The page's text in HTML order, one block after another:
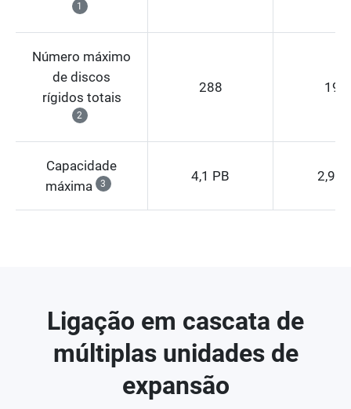
1
Número máximo
de discos
rígidos totais
2
288 192
Capacidade
máxima
3 4,1 PB 2,9
Ligação em cascata de
múltiplas unidades de
expansão